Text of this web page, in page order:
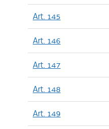
Art. 145
Art. 146
Art. 147
Art. 148
Art. 149